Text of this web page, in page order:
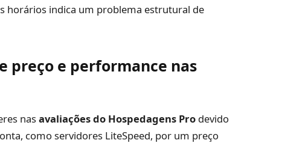
horários indica um problema estrutural de
preço e performance nas
nasavaliações do Hospedagens Pro devido
como servidores LiteSpeed, por um preço